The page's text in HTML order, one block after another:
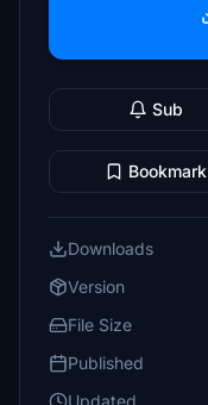
Sub
Bookmark
Downloads
Version
File Size
Published
Updated